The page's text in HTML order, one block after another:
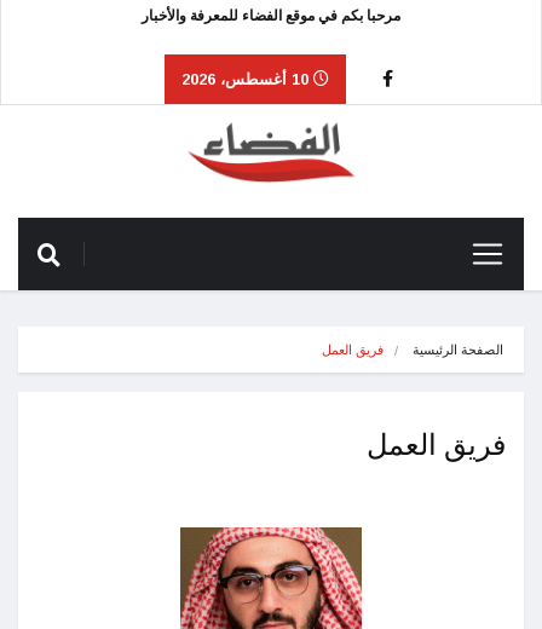
مرحبا بكم في موقع الفضاء للمعرفة والأخبار
10 أغسطس، 2026
الصفحة الرئيسية فريق العمل
فريق العمل